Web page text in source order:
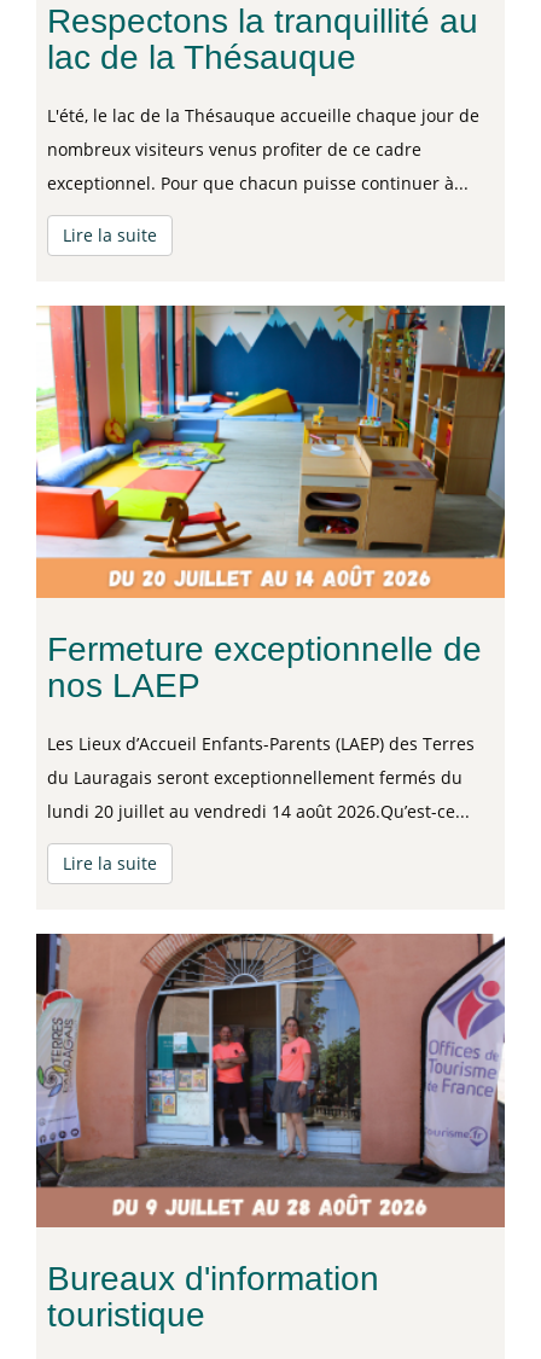
Respectons la tranquillité au
lac de la Thésauque
L'été, le lac de la Thésauque accueille chaque jour de
nombreux visiteurs venus profiter de ce cadre
exceptionnel. Pour que chacun puisse continuer à...
Lire la suite
Fermeture exceptionnelle de
nos LAEP
Les Lieux d’Accueil Enfants-Parents (LAEP) des Terres
du Lauragais seront exceptionnellement fermés du
lundi 20 juillet au vendredi 14 août 2026.Qu’est-ce...
Lire la suite
Bureaux d'information
touristique